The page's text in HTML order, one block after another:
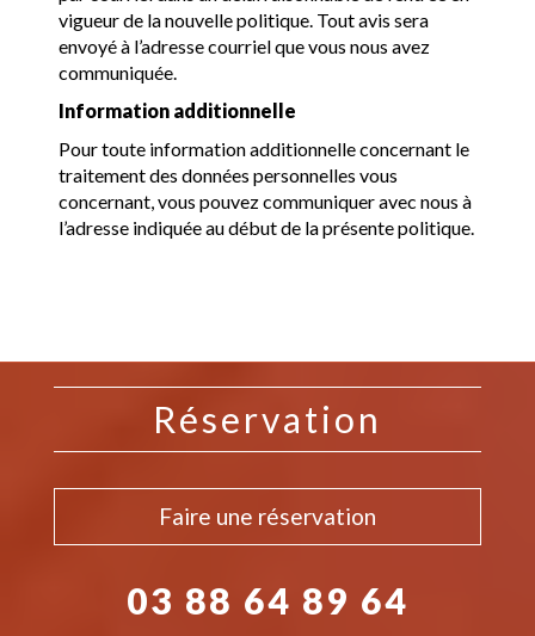
vigueur de la nouvelle politique. Tout avis sera
envoyé à l’adresse courriel que vous nous avez
communiquée.
Information additionnelle
Pour toute information additionnelle concernant le
traitement des données personnelles vous
concernant, vous pouvez communiquer avec nous à
l’adresse indiquée au début de la présente politique.
Réservation
Faire une réservation
03 88 64 89 64